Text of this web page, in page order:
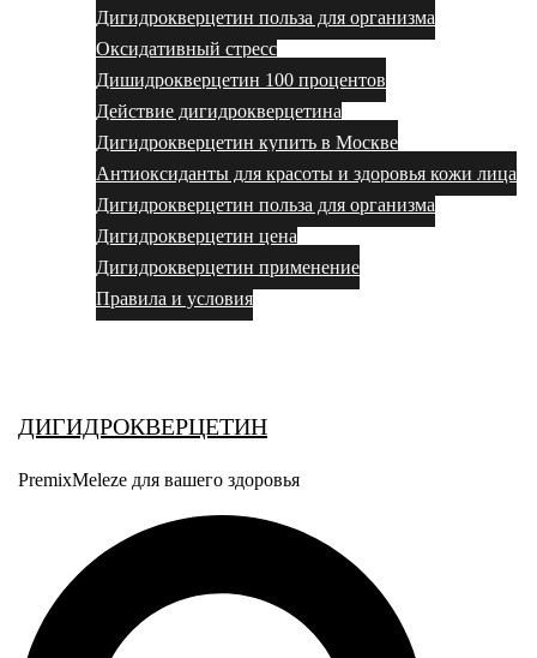
Дигидрокверцетин польза для организма
Оксидативный стресс
Дишидрокверцетин 100 процентов
Действие дигидрокверцетина
Дигидрокверцетин купить в Москве
Антиоксиданты для красоты и здоровья кожи лица
Дигидрокверцетин польза для организма
Дигидрокверцетин цена
Дигидрокверцетин применение
Правила и условия
ДИГИДРОКВЕРЦЕТИН
PremixMeleze для вашего здоровья